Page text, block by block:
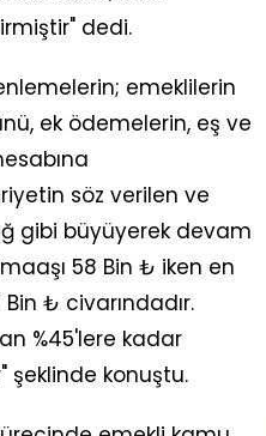
dedi.
emeklilerin
ek ödemelerin, eş ve
söz verilen ve
gibi büyüyerek devam
58 Bin ₺ iken en
₺ civarındadır.
%45'lere kadar
şeklinde konuştu.